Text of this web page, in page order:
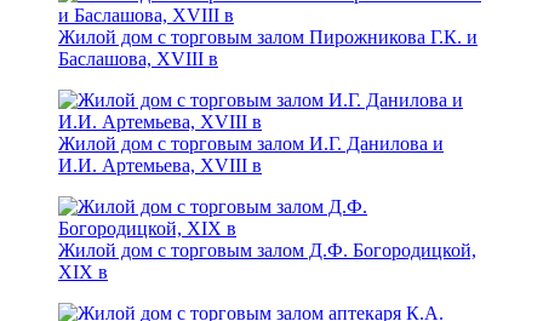
Жилой дом с торговым залом Пирожникова Г.К. и
Баслашова, ХVIII в
Жилой дом с торговым залом И.Г. Данилова и
И.И. Артемьева, XVIII в
Жилой дом с торговым залом Д.Ф. Богородицкой,
XIX в